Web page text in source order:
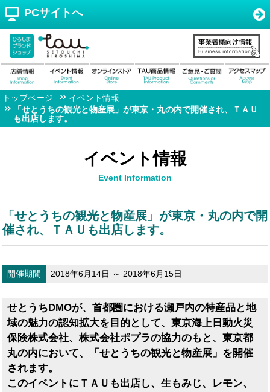
PCサイトへ
トップページ
イベント情報
「せとうちの観光と物産展」が東京・丸の内で開催され、ＴＡＵ
も出店します。
イベント情報
Event Information
「せとうちの観光と物産展」が東京・丸の内で開
催され、ＴＡＵも出店します。
開催期間 2018年6月14日 ～ 2018年6月15日
せとうちDMOが、首都圏における瀬戸内の特産品と地
域の魅力の認知拡大を目的として、東京海上日動火災
保険株式会社、株式会社ポプラの協力のもと、東京都
丸の内において、「せとうちの観光と物産展」を開催
されます。
このイベントにＴＡＵも出店し、生もみじ、レモン、